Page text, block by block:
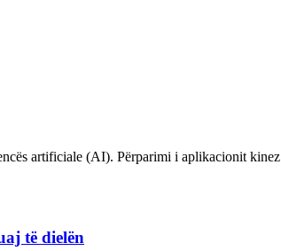
artificiale (AI). Përparimi i aplikacionit
të dielën